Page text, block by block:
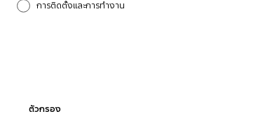
การติดตั้งและการทำงาน
ตัวกรอง